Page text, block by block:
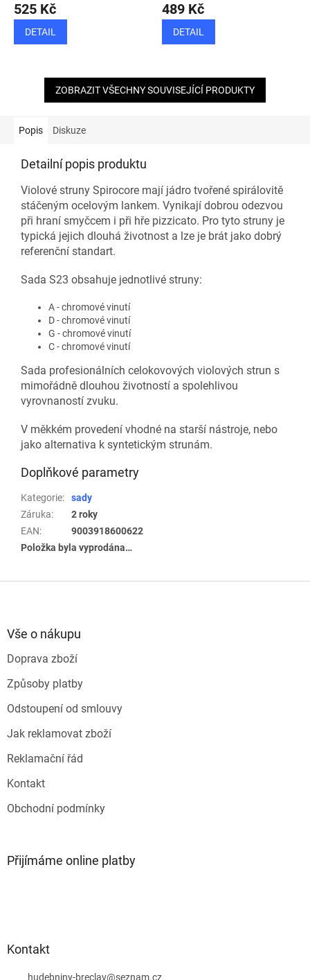
525 Kč
DETAIL
489 Kč
DETAIL
ZOBRAZIT VŠECHNY SOUVISEJÍCÍ PRODUKTY
Popis Diskuze
Detailní popis produktu
Violové struny Spirocore mají jádro tvořené spirálovitě
stáčeným ocelovým lankem. Vynikají dobrou odezvou
při hraní smyčcem i při hře pizzicato. Pro tyto struny je
typická jejich dlouhá životnost a lze je brát jako dobrý
referenční standart.
Sada S23 obsahuje jednotlivé struny:
A - chromové vinutí
D - chromové vinutí
G - chromové vinutí
C - chromové vinutí
Sada profesionálních celokovových violových strun s
mimořádně dlouhou životností a spolehlivou
vyrovnaností zvuku.
V měkkém provedení vhodné na starší nástroje, nebo
jako alternativa k syntetickým strunám.
Doplňkové parametry
Kategorie:
sady
Záruka:
2 roky
EAN:
9003918600622
Položka byla vyprodána…
Vše o nákupu
Doprava zboží
Způsoby platby
Odstoupení od smlouvy
Jak reklamovat zboží
Reklamační řád
Kontakt
Obchodní podmínky
Přijímáme online platby
Kontakt
hudebniny-breclav@seznam.cz